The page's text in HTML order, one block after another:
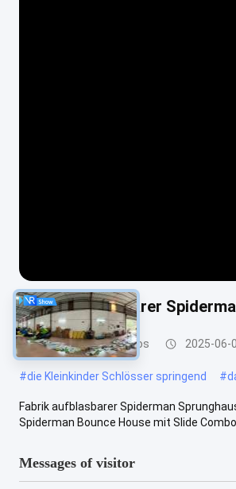
Fabrik aufblasbarer
Aufblasbares Combos 2025-06-
#die Kleinkinder Schlösser springend #
Fabrik aufblasbarer Spiderman
Spiderman Bounce House mit Slide
Messages of visitor